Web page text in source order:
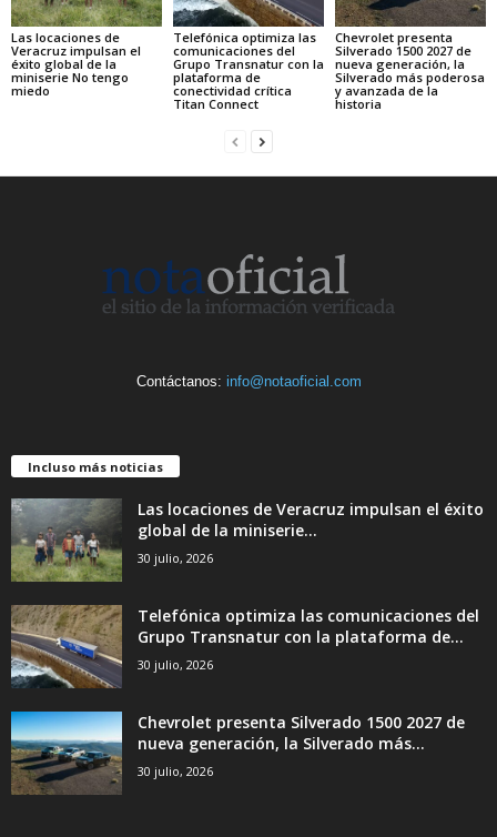
Las locaciones de
Veracruz impulsan el
éxito global de la
miniserie No tengo
miedo
Telefónica optimiza las
comunicaciones del
Grupo Transnatur con la
plataforma de
conectividad crítica
Titan Connect
Chevrolet presenta
Silverado 1500 2027 de
nueva generación, la
Silverado más poderosa
y avanzada de la
historia
Contáctanos: info@notaoficial.com
Incluso más noticias
Las locaciones de Veracruz impulsan el éxito
global de la miniserie...
30 julio, 2026
Telefónica optimiza las comunicaciones del
Grupo Transnatur con la plataforma de...
30 julio, 2026
Chevrolet presenta Silverado 1500 2027 de
nueva generación, la Silverado más...
30 julio, 2026